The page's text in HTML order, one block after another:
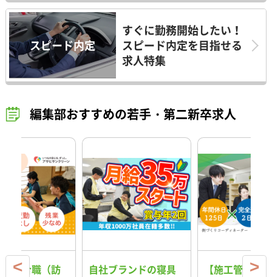
スピード内定
すぐに勤務開始したい！
スピード内定を目指せる
求人特集
編集部おすすめの若手・第二新卒求人
総合職（訪
自社ブランドの寝具
【施工管理】